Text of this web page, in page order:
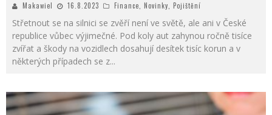
Makawiel 16.8.2023 Finance, Novinky, Pojištění
Střetnout se na silnici se zvěří není ve světě, ale ani v České
republice vůbec výjimečné. Pod koly aut zahynou ročně tisíce
zvířat a škody na vozidlech dosahují desítek tisíc korun a v
některých případech se z...